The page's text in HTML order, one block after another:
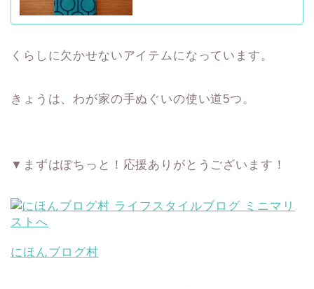
くらしに欠かせないアイテムになっています。
きょうは、わが家の手ぬぐいの使い道5つ。
▼まずはぽちっと！応援ありがとうございます！
にほんブログ村